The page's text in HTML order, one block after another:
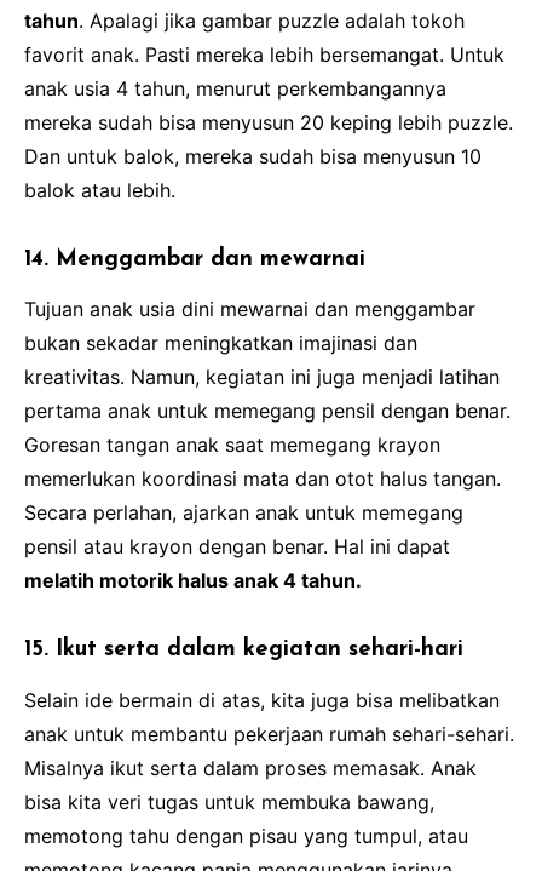
tahun. Apalagi jika gambar puzzle adalah tokoh
favorit anak. Pasti mereka lebih bersemangat. Untuk
anak usia 4 tahun, menurut perkembangannya
mereka sudah bisa menyusun 20 keping lebih puzzle.
Dan untuk balok, mereka sudah bisa menyusun 10
balok atau lebih.
14. Menggambar dan mewarnai
Tujuan anak usia dini mewarnai dan menggambar
bukan sekadar meningkatkan imajinasi dan
kreativitas. Namun, kegiatan ini juga menjadi latihan
pertama anak untuk memegang pensil dengan benar.
Goresan tangan anak saat memegang krayon
memerlukan koordinasi mata dan otot halus tangan.
Secara perlahan, ajarkan anak untuk memegang
pensil atau krayon dengan benar. Hal ini dapat
melatih motorik halus anak 4 tahun.
15. Ikut serta dalam kegiatan sehari-hari
Selain ide bermain di atas, kita juga bisa melibatkan
anak untuk membantu pekerjaan rumah sehari-sehari.
Misalnya ikut serta dalam proses memasak. Anak
bisa kita veri tugas untuk membuka bawang,
memotong tahu dengan pisau yang tumpul, atau